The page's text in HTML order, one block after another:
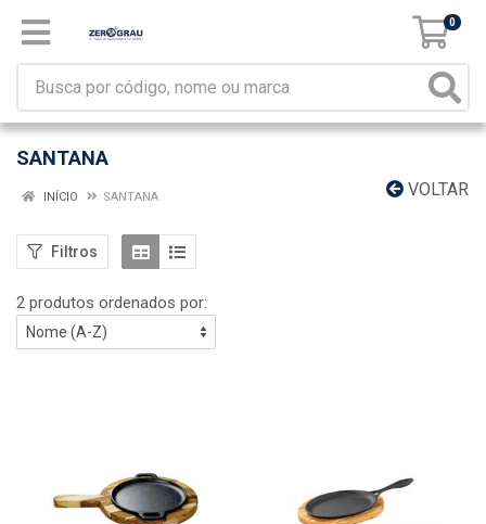
0
SANTANA
VOLTAR
INÍCIO SANTANA
Filtros
2 produtos ordenados por: